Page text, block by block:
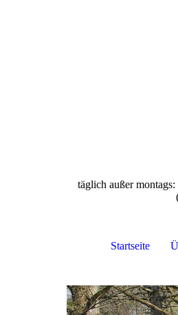
täglich außer
Startseite